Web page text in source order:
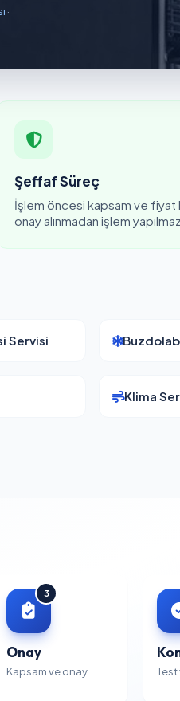
·
Şeffaf Süreç
İşlem öncesi kapsam ve fiyat
onay alınmadan işlem yapılmaz.
Servisi
Klima
3
Onay
Kapsam ve onay